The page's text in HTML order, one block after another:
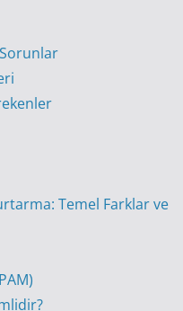
Temel Farklar ve